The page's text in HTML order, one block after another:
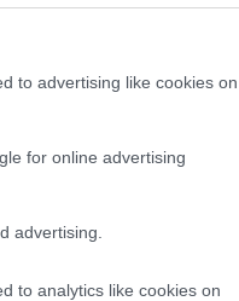
to advertising like cookies on
for online advertising
advertising.
to analytics like cookies on
με το